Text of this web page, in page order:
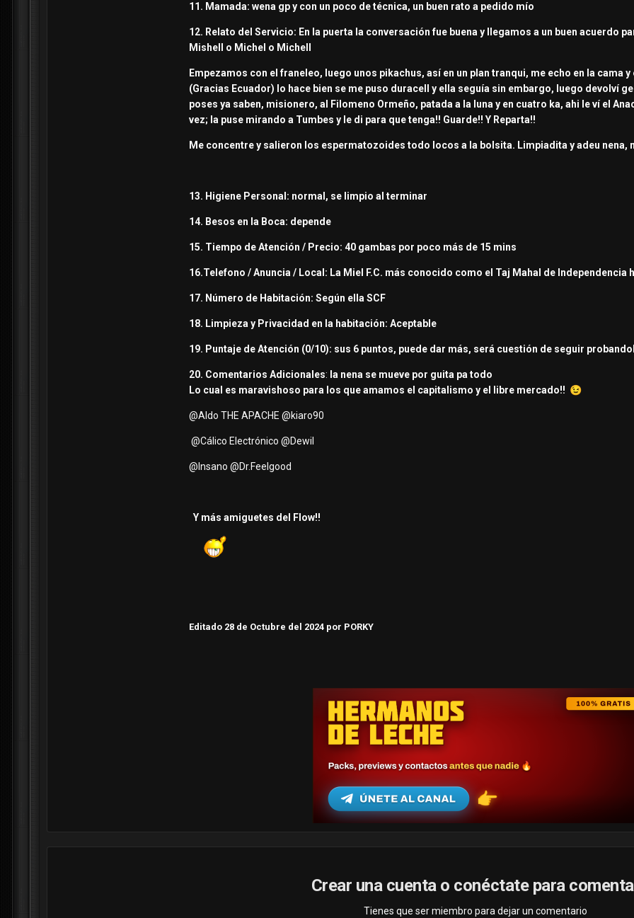
11. Mamada: wena gp y con un poco de técnica, un buen rato a pedido mío
12. Relato del Servicio: En la puerta la conversación fue buena y llegamos a un buen acuerdo
Mishell o Michel o Michell
Empezamos con el franeleo, luego unos pikachus, así en un plan tranqui, me echo en la cama
(Gracias Ecuador) lo hace bien se me puso duracell y ella seguía sin embargo, luego devolví
poses ya saben, misionero, al Filomeno Ormeño, patada a la luna y en cuatro ka, ahi le ví el
vez; la puse mirando a Tumbes y le di para que tenga!! Guarde!! Y Reparta!!
Me concentre y salieron los espermatozoides todo locos a la bolsita. Limpiadita y adeu nena,
13. Higiene Personal: normal, se limpio al terminar
14. Besos en la Boca: depende
15. Tiempo de Atención / Precio: 40 gambas por poco más de 15 mins
16.Telefono / Anuncia / Local: La Miel F.C. más conocido como el Taj Mahal de Independencia
17. Número de Habitación: Según ella SCF
18. Limpieza y Privacidad en la habitación: Aceptable
19. Puntaje de Atención (0/10): sus 6 puntos, puede dar más, será cuestión de seguir
20. Comentarios Adicionales: la nena se mueve por guita pa todo
Lo cual es maravishoso para los que amamos el capitalismo y el libre mercado!! 😉
@Aldo THE APACHE @kiaro90
@Cálico Electrónico @Dewil
@Insano @Dr.Feelgood
Y más amiguetes del Flow!!
Editado 28 de Octubre del 2024 por PORKY
Crear una cuenta o conéctate para
Tienes que ser miembro para dejar un comentario